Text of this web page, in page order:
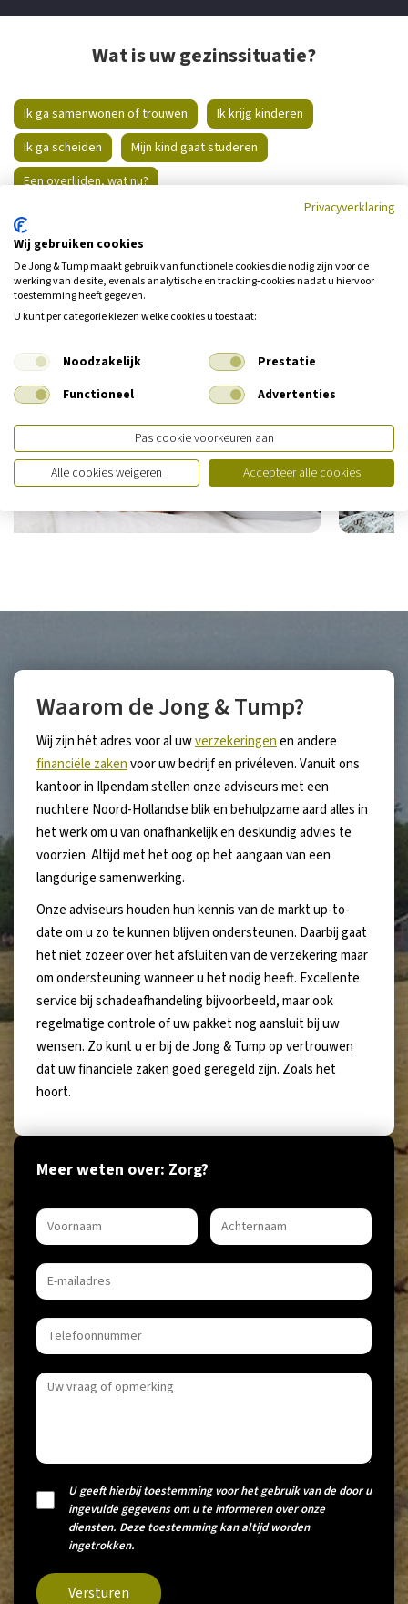
Wat is uw gezinssituatie?
Ik ga samenwonen of trouwen
Ik krijg kinderen
Ik ga scheiden
Mijn kind gaat studeren
Een overlijden, wat nu?
Waarom de Jong & Tump?
Wij zijn hét adres voor al uwverzekeringenen andere
financiële zakenvoor uw bedrijf en privéleven. Vanuit ons
kantoor in Ilpendam stellen onze adviseurs met een
nuchtere Noord-Hollandse blik en behulpzame aard alles in
het werk om u van onafhankelijk en deskundig advies te
voorzien. Altijd met het oog op het aangaan van een
langdurige samenwerking.
Onze adviseurs houden hun kennis van de markt up-to-
date om u zo te kunnen blijven ondersteunen. Daarbij gaat
het niet zozeer over het afsluiten van de verzekering maar
om ondersteuning wanneer u het nodig heeft. Excellente
service bij schadeafhandeling bijvoorbeeld, maar ook
regelmatige controle of uw pakket nog aansluit bij uw
wensen. Zo kunt u er bij de Jong & Tump op vertrouwen
dat uw financiële zaken goed geregeld zijn. Zoals het
hoort.
Meer weten over: Zorg?
U geeft hierbij toestemming voor het gebruik van de door u
ingevulde gegevens om u te informeren over onze
diensten. Deze toestemming kan altijd worden
ingetrokken.
Versturen
Privacyverklaring
Wij gebruiken cookies
De Jong & Tump maakt gebruik van functionele cookies die nodig zijn voor de
werking van de site, evenals analytische en tracking‑cookies nadat u hiervoor
toestemming heeft gegeven.
U kunt per categorie kiezen welke cookies u toestaat:
Noodzakelijk
Prestatie
Functioneel
Advertenties
Pas cookie voorkeuren aan
Alle cookies weigeren
Accepteer alle cookies